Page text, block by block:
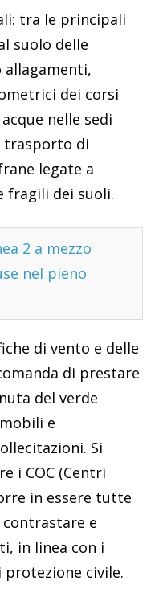
tra le principali
suolo delle
allagamenti,
dei corsi
nelle sedi
trasporto di
legate a
fragili dei suoli.
2 a mezzo
nel pieno
di vento e delle
di prestare
del verde
e
Si
i COC (Centri
in essere tutte
e
in linea con i
civile.